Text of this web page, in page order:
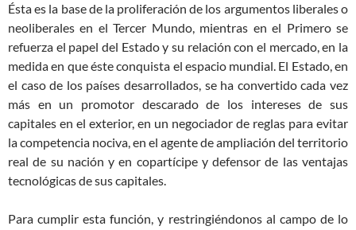
Ésta es la base de la proliferación de los argumentos liberales o
neoliberales en el Tercer Mundo, mientras en el Primero se
refuerza el papel del Estado y su relación con el mercado, en la
medida en que éste conquista el espacio mundial. El Estado, en
el caso de los países desarrollados, se ha convertido cada vez
más en un promotor descarado de los intereses de sus
capitales en el exterior, en un negociador de reglas para evitar
la competencia nociva, en el agente de ampliación del territorio
real de su nación y en copartícipe y defensor de las ventajas
tecnológicas de sus capitales.
Para cumplir esta función, y restringiéndonos al campo de lo